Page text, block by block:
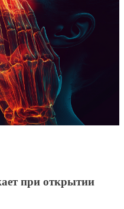
при открытии